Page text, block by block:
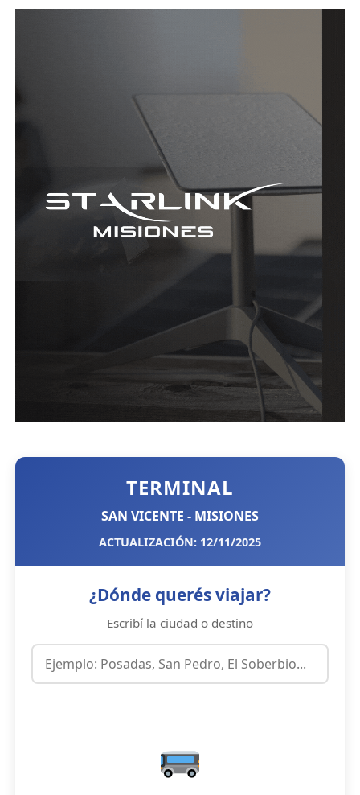
TERMINAL
SAN VICENTE - MISIONES
ACTUALIZACIÓN: 12/11/2025
¿Dónde querés viajar?
Escribí la ciudad o destino